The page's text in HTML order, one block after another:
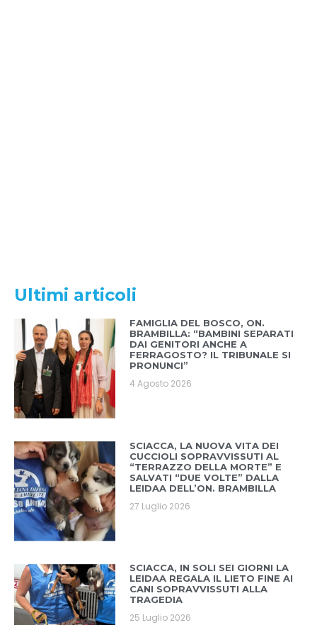
Ultimi articoli
FAMIGLIA DEL BOSCO, ON.
BRAMBILLA: “BAMBINI SEPARATI
DAI GENITORI ANCHE A
FERRAGOSTO? IL TRIBUNALE SI
PRONUNCI”
4 Agosto 2026
SCIACCA, LA NUOVA VITA DEI
CUCCIOLI SOPRAVVISSUTI AL
“TERRAZZO DELLA MORTE” E
SALVATI “DUE VOLTE” DALLA
LEIDAA DELL’ON. BRAMBILLA
27 Luglio 2026
SCIACCA, IN SOLI SEI GIORNI LA
LEIDAA REGALA IL LIETO FINE AI
CANI SOPRAVVISSUTI ALLA
TRAGEDIA
25 Luglio 2026